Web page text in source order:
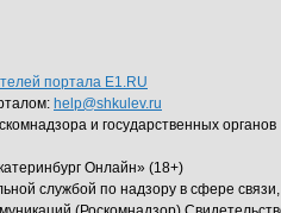
портала E1.RU
help@shkulev.ru
и государственных органов
Онлайн» (18+)
службой по надзору в сфере